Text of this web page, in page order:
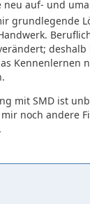
neu auf- und
grundlegende
Kennenlernen
mit SMD ist
noch andere